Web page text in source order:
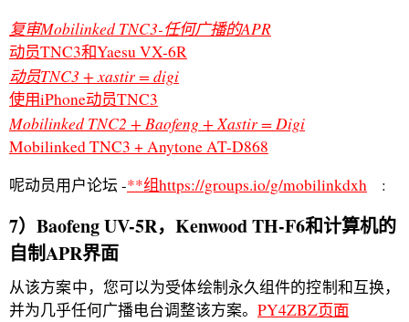
复审Mobilinked TNC3-任何广播的APR
动员TNC3和Yaesu VX-6R
动员TNC3 + xastir = digi
使用iPhone动员TNC3
Mobilinked TNC2 + Baofeng + Xastir = Digi
Mobilinked TNC3 + Anytone AT-D868
呢动员用户论坛 -**组https://groups.io/g/mobilinkdxh :
7）Baofeng UV-5R，Kenwood TH-F6和计算机的
自制APR界面
从该方案中，您可以为受体绘制永久组件的控制和互换，
并为几乎任何广播电台调整该方案。 PY4ZBZ页面